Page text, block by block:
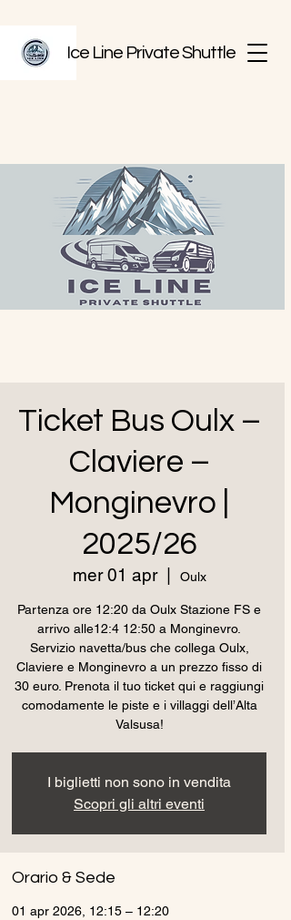
Ice Line Private Shuttle
Ticket Bus Oulx –
Claviere –
Monginevro |
2025/26
mer 01 apr
  |
Oulx
Partenza ore 12:20 da Oulx Stazione FS e
arrivo alle12:4 12:50 a Monginevro.
Servizio navetta/bus che collega Oulx,
Claviere e Monginevro a un prezzo fisso di
30 euro. Prenota il tuo ticket qui e raggiungi
comodamente le piste e i villaggi dell’Alta
Valsusa!
I biglietti non sono in vendita
Scopri gli altri eventi
Orario & Sede
01 apr 2026, 12:15 – 12:20